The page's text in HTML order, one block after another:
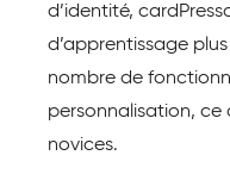
d’identité,
d’apprentissage
nombre de
personnalisation,
novices.